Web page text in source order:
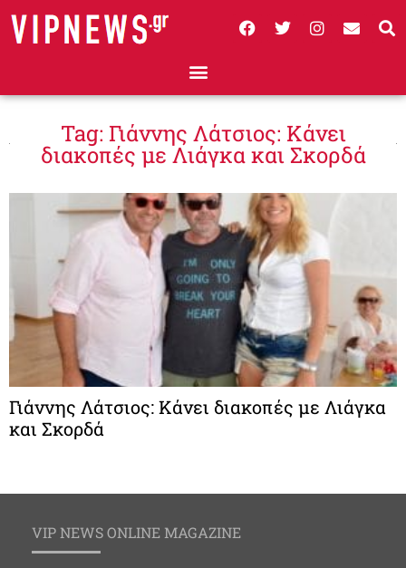
Tag: Γιάννης Λάτσιος: Κάνει
διακοπές με Λιάγκα και Σκορδά
Γιάννης Λάτσιος: Κάνει διακοπές με Λιάγκα
και Σκορδά
VIP NEWS ONLINE MAGAZINE